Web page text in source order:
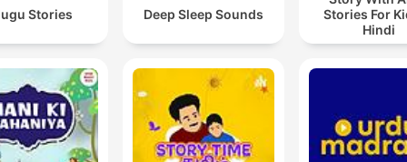
– Ein Märchenprojekt von
Christian Peitz
Stories Deep Sleep Sounds
Stories For
Hindi